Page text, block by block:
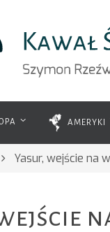
AMERYKI
Yasur, wejście na